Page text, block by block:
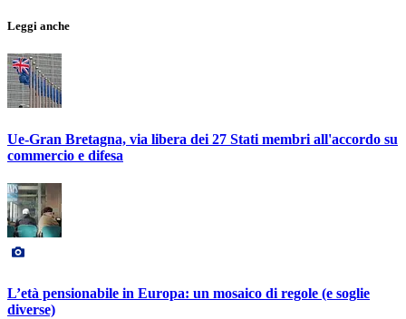
Leggi anche
Ue-Gran Bretagna, via libera dei 27 Stati membri all'accordo su
commercio e difesa
L’età pensionabile in Europa: un mosaico di regole (e soglie
diverse)